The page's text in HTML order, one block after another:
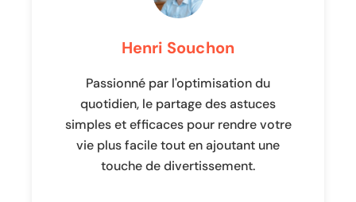
Henri Souchon
Passionné par l'optimisation du
quotidien, le partage des astuces
simples et efficaces pour rendre votre
vie plus facile tout en ajoutant une
touche de divertissement.